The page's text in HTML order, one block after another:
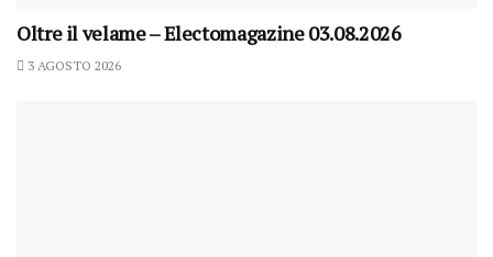
Oltre il velame – Electomagazine 03.08.2026
3 AGOSTO 2026